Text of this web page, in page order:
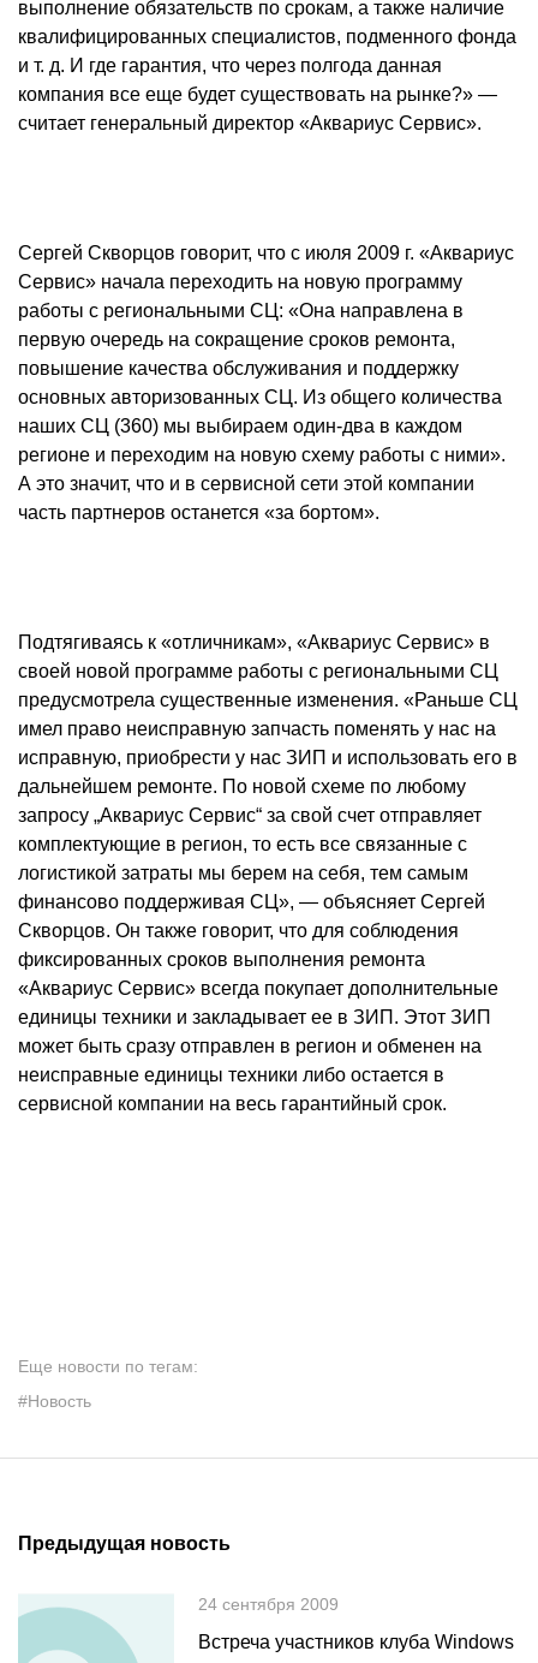
выполнение обязательств по срокам, а также наличие
квалифицированных специалистов, подменного фонда
и т. д. И где гарантия, что через полгода данная
компания все еще будет существовать на рынке?» —
считает генеральный директор «Аквариус Сервис».
Сергей Скворцов говорит, что с июля 2009 г. «Аквариус
Сервис» начала переходить на новую программу
работы с региональными СЦ: «Она направлена в
первую очередь на сокращение сроков ремонта,
повышение качества обслуживания и поддержку
основных авторизованных СЦ. Из общего количества
наших СЦ (360) мы выбираем один-два в каждом
регионе и переходим на новую схему работы с ними».
А это значит, что и в сервисной сети этой компании
часть партнеров останется «за бортом».
Подтягиваясь к «отличникам», «Аквариус Сервис» в
своей новой программе работы с региональными СЦ
предусмотрела существенные изменения. «Раньше СЦ
имел право неисправную запчасть поменять у нас на
исправную, приобрести у нас ЗИП и использовать его в
дальнейшем ремонте. По новой схеме по любому
запросу „Аквариус Сервис“ за свой счет отправляет
комплектующие в регион, то есть все связанные с
логистикой затраты мы берем на себя, тем самым
финансово поддерживая СЦ», — объясняет Сергей
Скворцов. Он также говорит, что для соблюдения
фиксированных сроков выполнения ремонта
«Аквариус Сервис» всегда покупает дополнительные
единицы техники и закладывает ее в ЗИП. Этот ЗИП
может быть сразу отправлен в регион и обменен на
неисправные единицы техники либо остается в
сервисной компании на весь гарантийный срок.
Еще новости по тегам:
#Новость
Предыдущая новость
24 сентября 2009
Встреча участников клуба Windows